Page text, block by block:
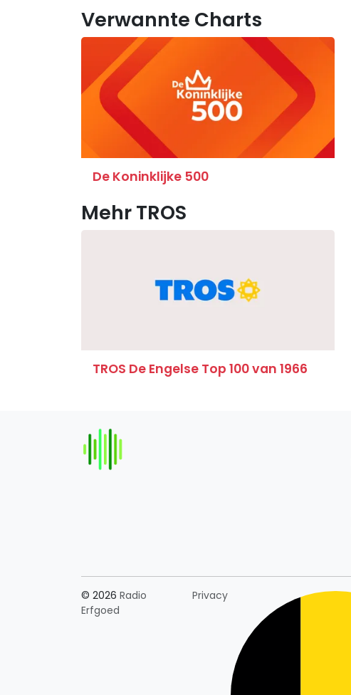
Verwannte Charts
De Koninklijke 500
Mehr TROS
TROS De Engelse Top 100 van 1966
© 2026 Radio
Erfgoed
PrivacyLänderauswahl